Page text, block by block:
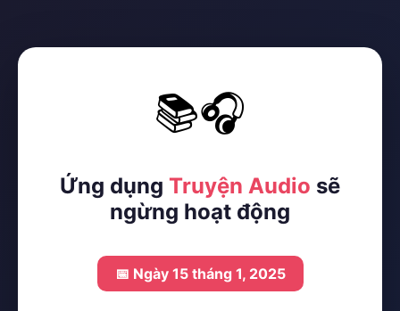
📚🎧
Ứng dụng Truyện Audio sẽ
ngừng hoạt động
📅 Ngày 15 tháng 1, 2025